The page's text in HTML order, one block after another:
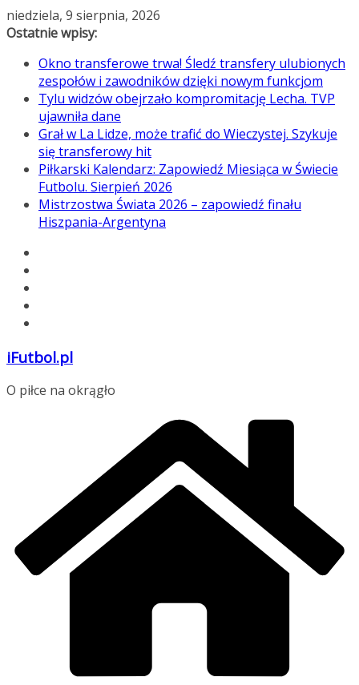
Przejdź
do
niedziela, 9 sierpnia, 2026
Ostatnie wpisy:
Okno transferowe trwa! Śledź transfery ulubionych
zespołów i zawodników dzięki nowym funkcjom
Tylu widzów obejrzało kompromitację Lecha. TVP
ujawniła dane
Grał w La Lidze, może trafić do Wieczystej. Szykuje
się transferowy hit
Piłkarski Kalendarz: Zapowiedź Miesiąca w Świecie
Futbolu. Sierpień 2026
Mistrzostwa Świata 2026 – zapowiedź finału
Hiszpania-Argentyna
iFutbol.pl
O piłce na okrągło